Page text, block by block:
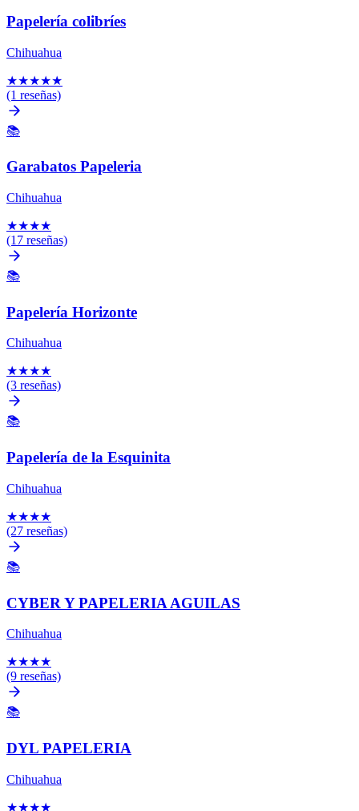
Papelería colibríes
Chihuahua
★★★★★
(1 reseñas)
📚
Garabatos Papeleria
Chihuahua
★★★★
(17 reseñas)
📚
Papelería Horizonte
Chihuahua
★★★★
(3 reseñas)
📚
Papelería de la Esquinita
Chihuahua
★★★★
(27 reseñas)
📚
CYBER Y PAPELERIA AGUILAS
Chihuahua
★★★★
(9 reseñas)
📚
DYL PAPELERIA
Chihuahua
★★★★